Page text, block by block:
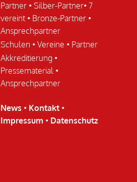
Partner • Silber-Partner• 7
vereint • Bronze-Partner •
Ansprechpartner
Schulen • Vereine • Partner
Akkreditierung •
Pressematerial •
Ansprechpartner
News • Kontakt •
Impressum • Datenschutz